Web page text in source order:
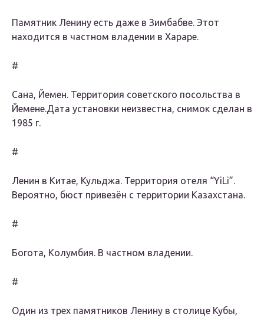
Памятник Ленину есть даже в Зимбабве. Этот
находится в частном владении в Хараре.
#
Сана, Йемен. Территория советского посольства в
Йемене.Дата установки неизвестна, снимок сделан в
1985 г.
#
Ленин в Китае, Кульджа. Территория отеля “YiLi”.
Вероятно, бюст привезён с территории Казахстана.
#
Богота, Колумбия. В частном владении.
#
Один из трех памятников Ленину в столице Кубы,